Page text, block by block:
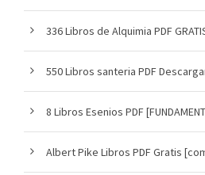
336 Libros de Alquimia PDF
550 Libros santeria PDF
8 Libros Esenios PDF
Albert Pike Libros PDF Gratis